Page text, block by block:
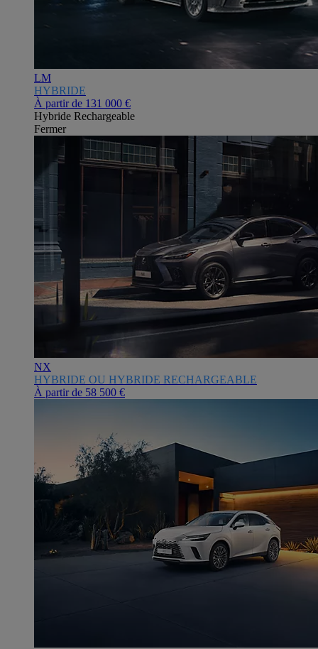
LM
HYBRIDE
À partir de 131 000 €
Hybride Rechargeable
Fermer
NX
HYBRIDE OU HYBRIDE RECHARGEABLE
À partir de 58 500 €